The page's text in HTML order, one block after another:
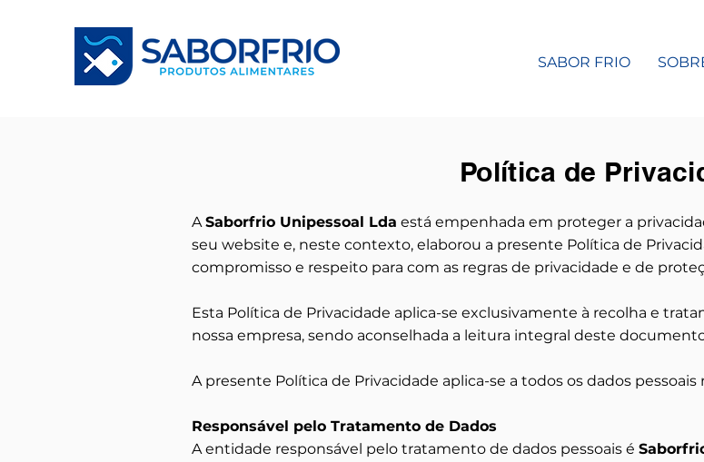
SABOR FRIO
Política de
ASaborfrio Unipessoal Lda está empenhada em proteger a
seu website e, neste contexto, elaborou a presente Política de
compromisso e respeito para com as regras de privacidade e de
Esta Política de Privacidade aplica-se exclusivamente à recolha e
nossa empresa, sendo aconselhada a leitura integral deste
A presente Política de Privacidade aplica-se a todos os dados
Responsável pelo Tratamento de Dados
A entidade responsável pelo tratamento de dados pessoais é